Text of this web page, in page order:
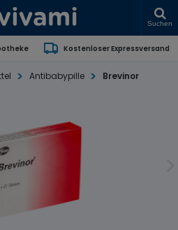
Suchen
Kostenloser Expressversand
Antibabypille Brevinor